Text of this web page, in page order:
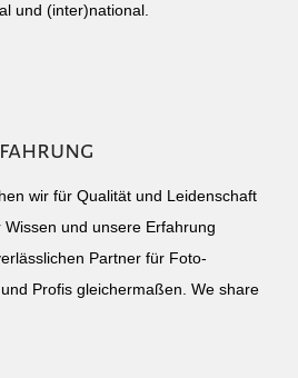
und (inter)national.
wir für Qualität und Leidenschaft
und unsere Erfahrung
Partner für Foto-
Profis gleichermaßen. We share